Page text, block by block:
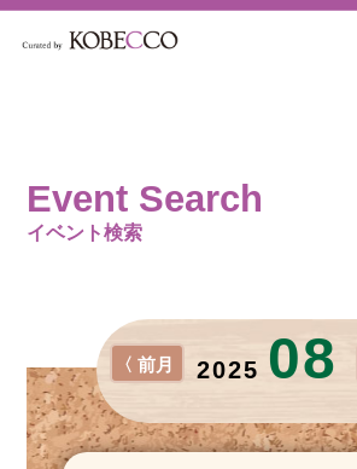
Event Search
イベント検索
2025 08
〈 前月